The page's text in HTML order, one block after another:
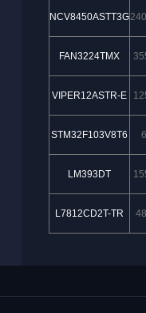
NCV8450ASTT3G
FAN3224TMX
VIPER12ASTR-E
STM32F103V8T6
LM393DT
L7812CD2T-TR